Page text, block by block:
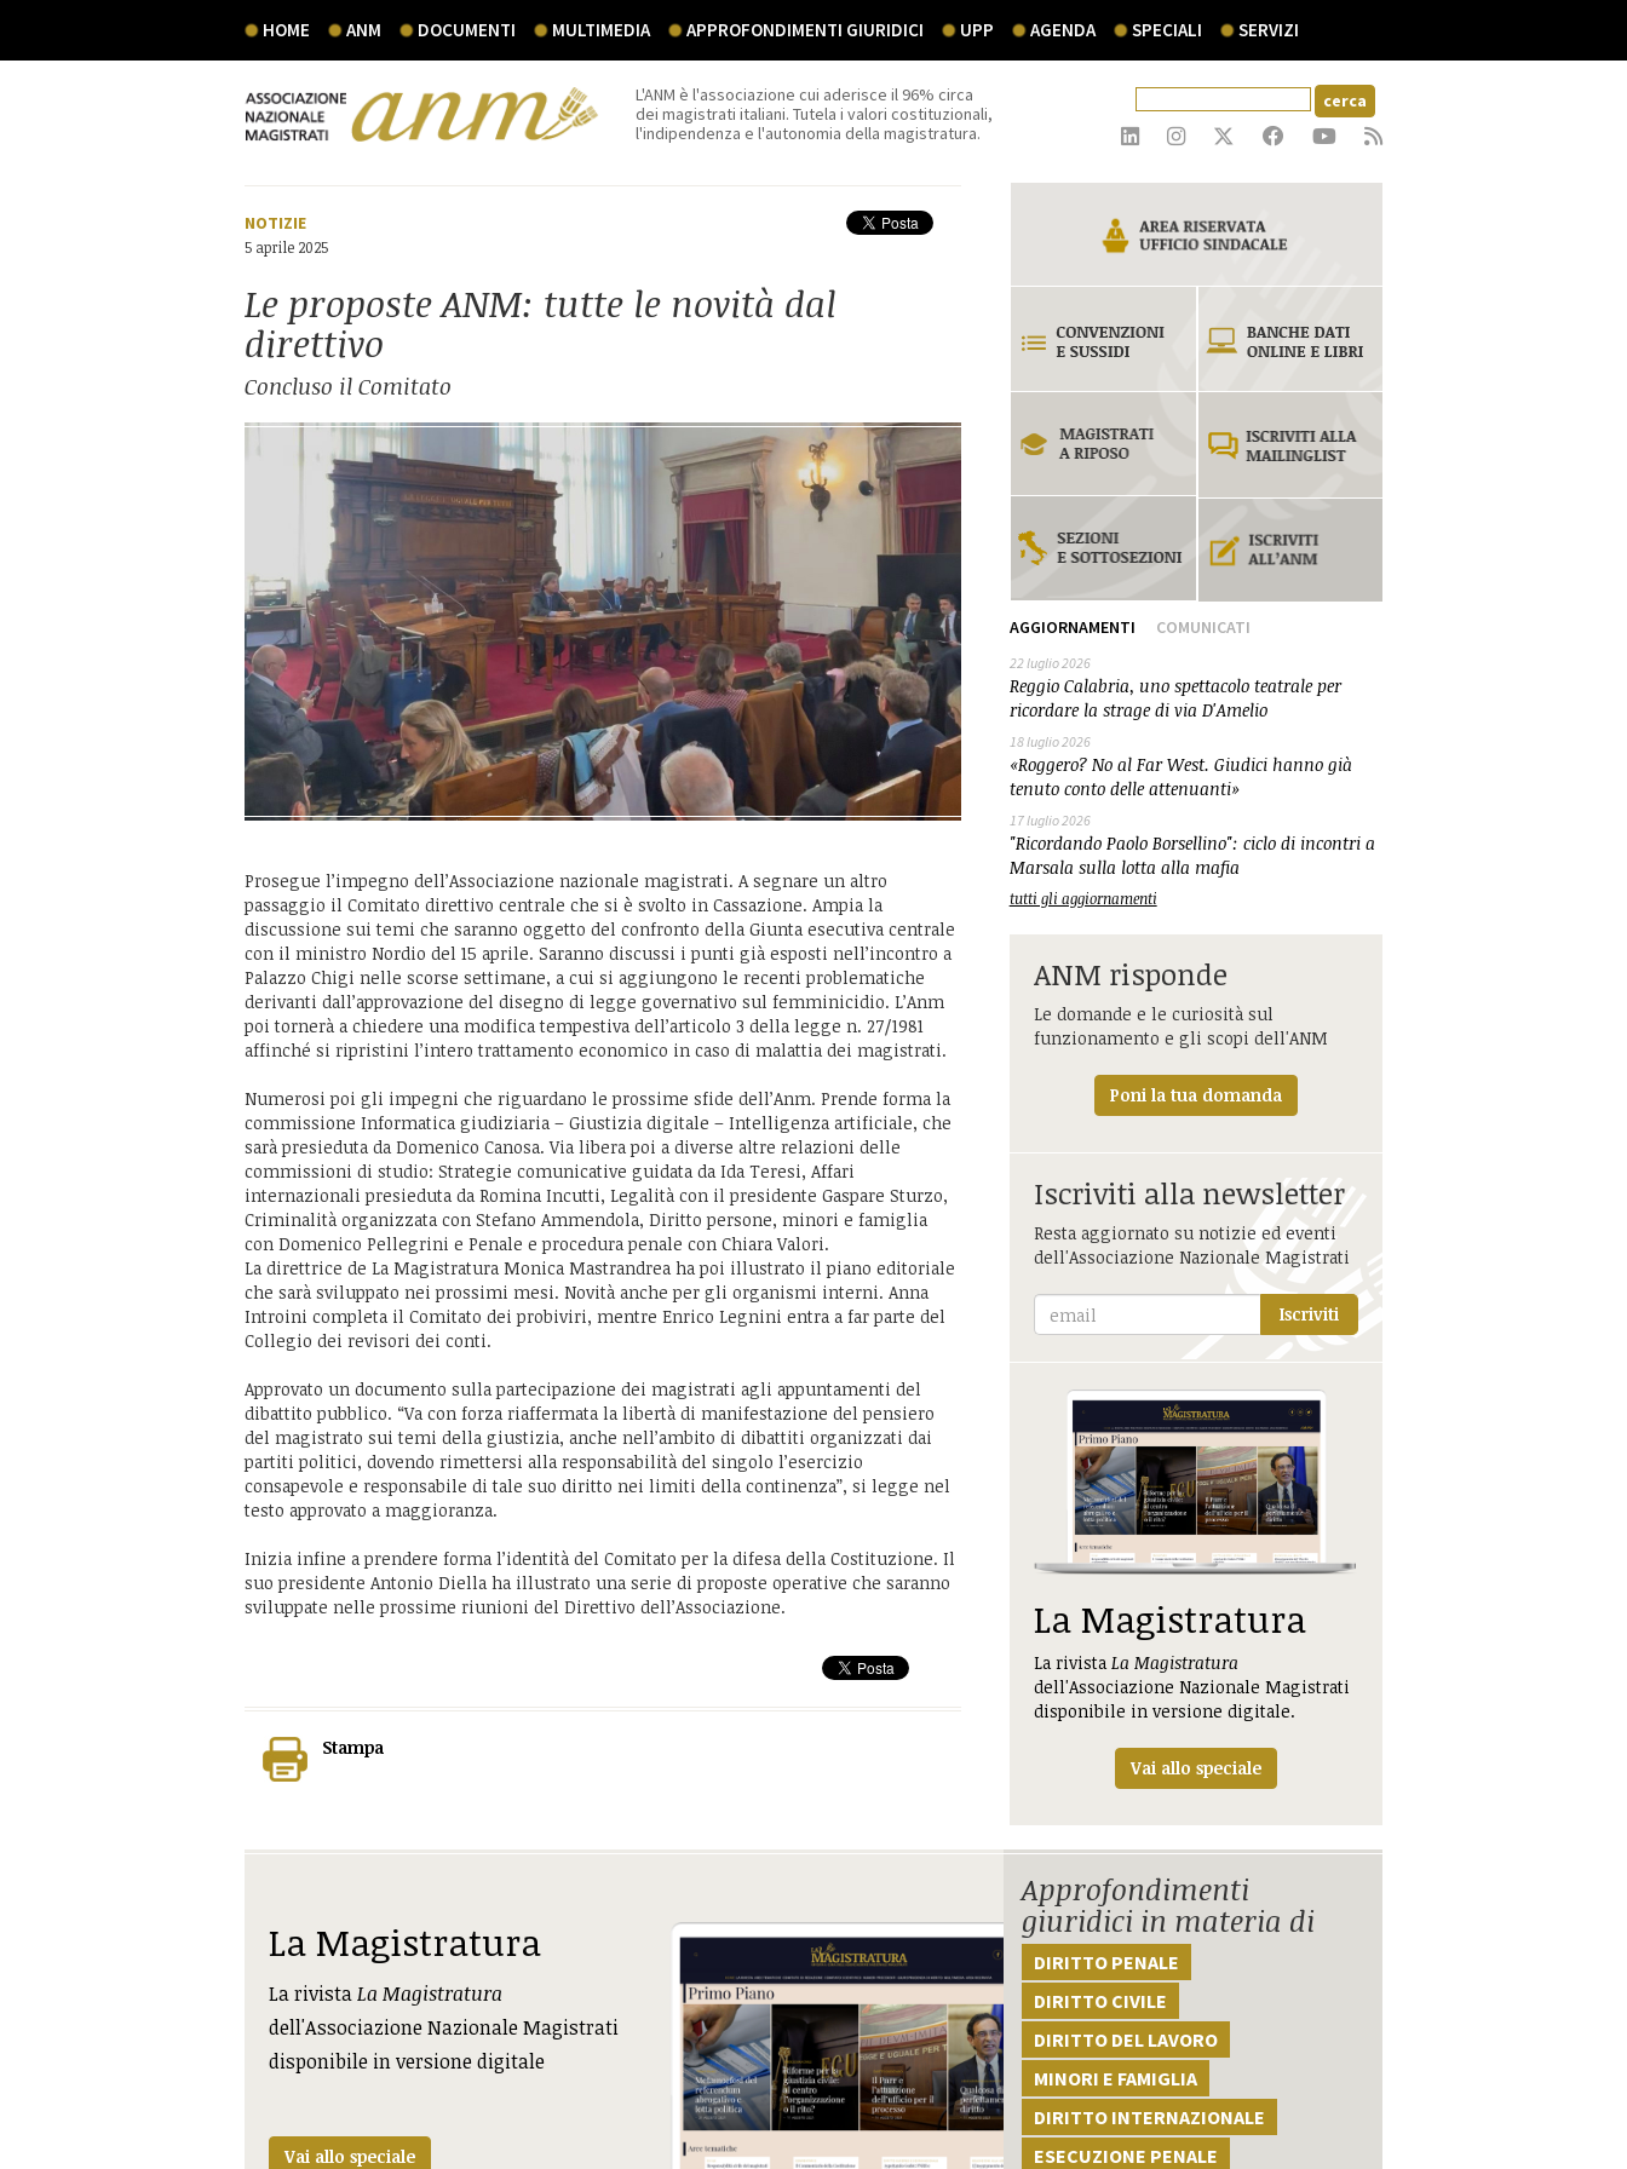
HOME ANM DOCUMENTI MULTIMEDIA APPROFONDIMENTI GIURIDICI UPP AGENDA SPECIALI SERVIZI
L'ANM è l'associazione cui aderisce il 96% circa
dei magistrati italiani. Tutela i valori costituzionali,
l'indipendenza e l'autonomia della magistratura.
NOTIZIE
5 aprile 2025
Le proposte ANM: tutte le novità dal
direttivo
Concluso il Comitato
Prosegue l’impegno dell’Associazione nazionale magistrati. A segnare un altro
passaggio il Comitato direttivo centrale che si è svolto in Cassazione. Ampia la
discussione sui temi che saranno oggetto del confronto della Giunta esecutiva centrale
con il ministro Nordio del 15 aprile. Saranno discussi i punti già esposti nell’incontro a
Palazzo Chigi nelle scorse settimane, a cui si aggiungono le recenti problematiche
derivanti dall’approvazione del disegno di legge governativo sul femminicidio. L’Anm
poi tornerà a chiedere una modifica tempestiva dell’articolo 3 della legge n. 27/1981
affinché si ripristini l’intero trattamento economico in caso di malattia dei magistrati.
Numerosi poi gli impegni che riguardano le prossime sfide dell’Anm. Prende forma la
commissione Informatica giudiziaria – Giustizia digitale – Intelligenza artificiale, che
sarà presieduta da Domenico Canosa. Via libera poi a diverse altre relazioni delle
commissioni di studio: Strategie comunicative guidata da Ida Teresi, Affari
internazionali presieduta da Romina Incutti, Legalità con il presidente Gaspare Sturzo,
Criminalità organizzata con Stefano Ammendola, Diritto persone, minori e famiglia
con Domenico Pellegrini e Penale e procedura penale con Chiara Valori.
La direttrice de La Magistratura Monica Mastrandrea ha poi illustrato il piano editoriale
che sarà sviluppato nei prossimi mesi. Novità anche per gli organismi interni. Anna
Introini completa il Comitato dei probiviri, mentre Enrico Legnini entra a far parte del
Collegio dei revisori dei conti.
Approvato un documento sulla partecipazione dei magistrati agli appuntamenti del
dibattito pubblico. “Va con forza riaffermata la libertà di manifestazione del pensiero
del magistrato sui temi della giustizia, anche nell’ambito di dibattiti organizzati dai
partiti politici, dovendo rimettersi alla responsabilità del singolo l’esercizio
consapevole e responsabile di tale suo diritto nei limiti della continenza”, si legge nel
testo approvato a maggioranza.
Inizia infine a prendere forma l’identità del Comitato per la difesa della Costituzione. Il
suo presidente Antonio Diella ha illustrato una serie di proposte operative che saranno
sviluppate nelle prossime riunioni del Direttivo dell’Associazione.
Stampa
AGGIORNAMENTI COMUNICATI
22 luglio 2026
Reggio Calabria, uno spettacolo teatrale per
ricordare la strage di via D'Amelio
18 luglio 2026
«Roggero? No al Far West. Giudici hanno già
tenuto conto delle attenuanti»
17 luglio 2026
"Ricordando Paolo Borsellino": ciclo di incontri a
Marsala sulla lotta alla mafia
tutti gli aggiornamenti
ANM risponde
Le domande e le curiosità sul
funzionamento e gli scopi dell'ANM
Poni la tua domanda
Iscriviti alla newsletter
Resta aggiornato su notizie ed eventi
dell'Associazione Nazionale Magistrati
Iscriviti
La Magistratura
La rivista La Magistratura
dell'Associazione Nazionale Magistrati
disponibile in versione digitale.
Vai allo speciale
La Magistratura
La rivistaLa Magistratura
dell'Associazione Nazionale Magistrati
disponibile in versione digitale
Vai allo speciale
Approfondimenti
giuridici in materia di
DIRITTO PENALE
DIRITTO CIVILE
DIRITTO DEL LAVORO
MINORI E FAMIGLIA
DIRITTO INTERNAZIONALE
ESECUZIONE PENALE